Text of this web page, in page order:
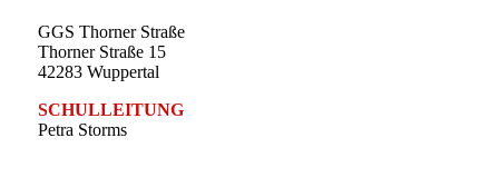
GGS Thorner Straße
Thorner Straße 15
42283 Wuppertal
SCHULLEITUNG
Petra Storms